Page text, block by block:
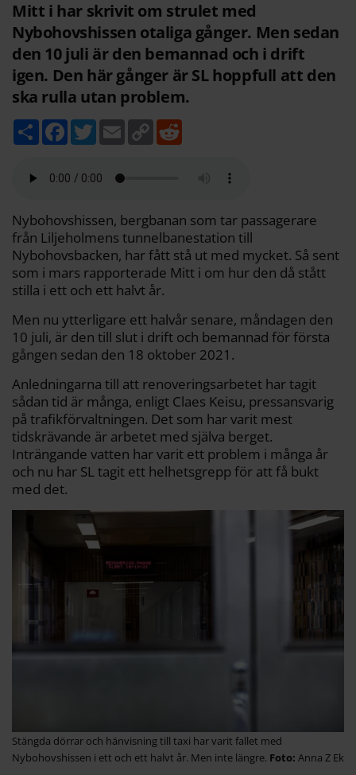
Mitt i har skrivit om strulet med
Nybohovshissen otaliga gånger. Men sedan
den 10 juli är den bemannad och i drift
igen. Den här gånger är SL hoppfull att den
ska rulla utan problem.
D
e
F
b
k
T
w
t
E
m
C
o
k
Nybohovshissen, bergbanan som tar passagerare
från Liljeholmens tunnelbanestation till
Nybohovsbacken, har fått stå ut med mycket. Så sent
som i mars rapporterade Mitt i om hur den då stått
stilla i ett och ett halvt år.
Men nu ytterligare ett halvår senare, måndagen den
10 juli, är den till slut i drift och bemannad för första
gången sedan den 18 oktober 2021.
Anledningarna till att renoveringsarbetet har tagit
sådan tid är många, enligt Claes Keisu, pressansvarig
på trafikförvaltningen. Det som har varit mest
tidskrävande är arbetet med själva berget.
Inträngande vatten har varit ett problem i många år
och nu har SL tagit ett helhetsgrepp för att få bukt
med det.
Stängda dörrar och hänvisning till taxi har varit fallet med
Nybohovshissen i ett och ett halvt år. Men inte längre.
Anna Z Ek